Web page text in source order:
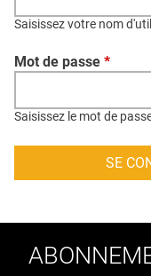
CONTACT
CRÉDITS
Saisissez votre nom
Mot de passe *
Saisissez le mot de